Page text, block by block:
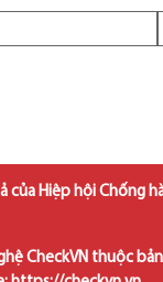
Hiệp hội Chống
CheckVN thuộc